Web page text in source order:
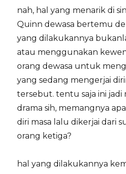
nah, hal yang menarik di
Quinn dewasa bertemu
yang dilakukannya
atau menggunakan
orang dewasa untuk
yang sedang mengerjai
tersebut. tentu saja ini jadi
drama sih, memangnya
diri masa lalu dikerjai dari
orang ketiga?
hal yang dilakukannya